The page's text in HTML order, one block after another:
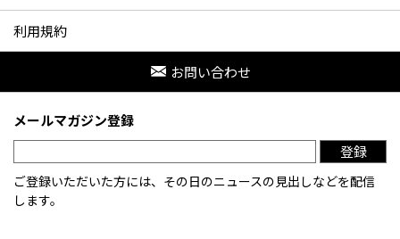
利用規約
お問い合わせ
メールマガジン登録
登録
ご登録いただいた方には、その日のニュースの見出しなどを配信
します。